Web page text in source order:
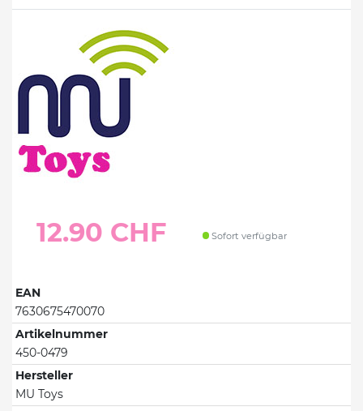
12.90 CHF Sofort verfügbar
EAN
7630675470070
Artikelnummer
450-0479
Hersteller
MU Toys